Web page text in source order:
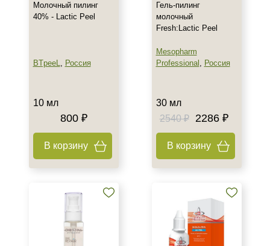
Тип товара
Лифтинг
Тип пилинга
Мультикислотный
Поверхностно-срединный
Профессиональная
Молочный пилинг
40% - Lactic Peel
BTpeeL, Россия
10 мл
800 ₽
В корзину
Гель-пилинг
молочный
Fresh:Lactic Peel
Mesopharm
Professional , Россия
30 мл
2540 ₽
2286 ₽
В корзину